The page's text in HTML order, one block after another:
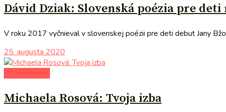
Dávid Dziak: Slovenská poézia pre
V roku 2017 vyčnieval v slovenskej poézii pre deti debut Jany
25. augusta 2020
Michaela Rosová: Tvoja izba